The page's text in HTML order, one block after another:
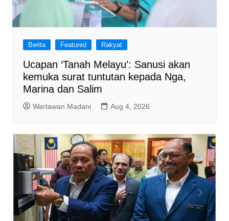
Berita Featured Rakyat
Ucapan ‘Tanah Melayu’: Sanusi akan
kemuka surat tuntutan kepada Nga,
Marina dan Salim
Wartawan Madani Aug 4, 2026